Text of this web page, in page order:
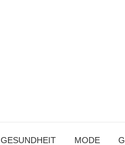
GESUNDHEIT MODE